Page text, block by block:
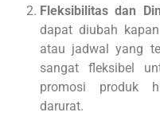
Fleksibilitas dan
dapat diubah
atau jadwal yang
sangat fleksibel
promosi produk
darurat.